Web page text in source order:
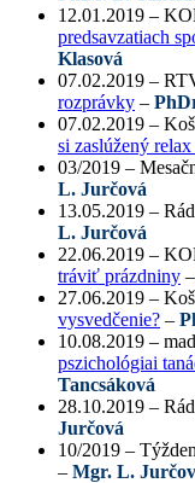
12.01.2019 –
predsavzatiach
Klasová
07.02.2019 –
rozprávky –
07.02.2019 –
si zaslúžený
03/2019 –
L. Jurčová
13.05.2019 –
L. Jurčová
22.06.2019 –
tráviť prázdniny –
27.06.2019 –
vysvedčenie? –
10.08.2019 –
pszichológiai
Tancsáková
28.10.2019 –
Jurčová
10/2019 –
– Mgr. L.